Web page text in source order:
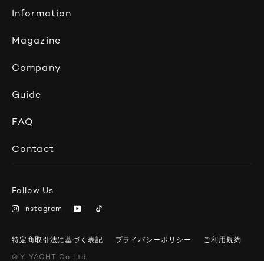
Information
Company
FAQ
Magazine
Guide
Contact
Follow Us
Instagram
特定商取引法に基づく表記 プライバシーポリシー ご利用規約
© Y-YACHT Co.,Ltd.